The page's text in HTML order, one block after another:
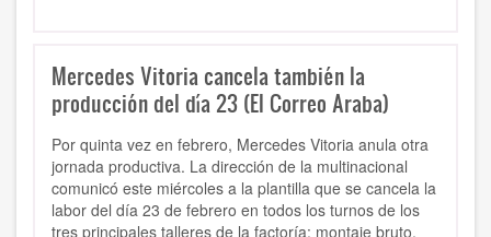
Mercedes Vitoria cancela también la
producción del día 23 (El Correo Araba)
Por quinta vez en febrero, Mercedes Vitoria anula otra
jornada productiva. La dirección de la multinacional
comunicó este miércoles a la plantilla que se cancela la
labor del día 23 de febrero en todos los turnos de los
tres principales talleres de la factoría: montaje bruto,